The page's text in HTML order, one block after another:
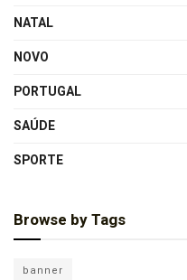
NATAL
NOVO
PORTUGAL
SAÚDE
SPORTE
Browse by Tags
banner